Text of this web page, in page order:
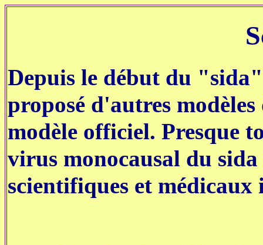
Depuis le début du
proposé d'autres
modèle officiel. Presque
virus monocausal du
scientifiques et